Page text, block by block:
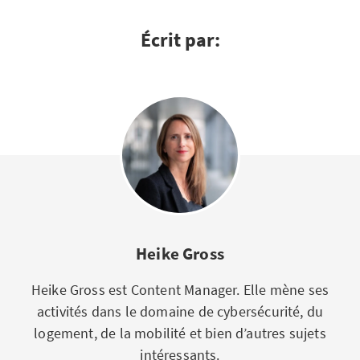
Écrit par:
Heike Gross
Heike Gross est Content Manager. Elle mène ses
activités dans le domaine de cybersécurité, du
logement, de la mobilité et bien d’autres sujets
intéressants.